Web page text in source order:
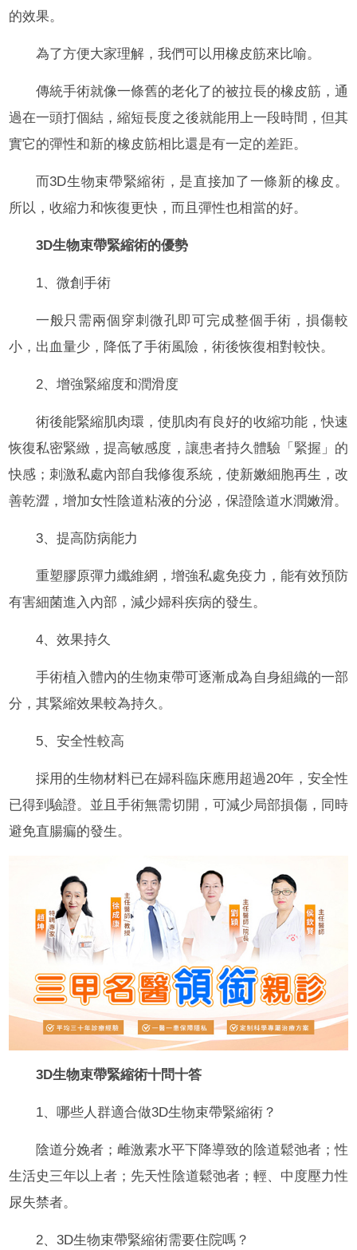
的效果。
為了方便大家理解，我們可以用橡皮筋來比喻。
傳統手術就像一條舊的老化了的被拉長的橡皮筋，通
過在一頭打個結，縮短長度之後就能用上一段時間，但其
實它的彈性和新的橡皮筋相比還是有一定的差距。
而3D生物束帶緊縮術，是直接加了一條新的橡皮。
所以，收縮力和恢復更快，而且彈性也相當的好。
3D生物束帶緊縮術的優勢
1、微創手術
一般只需兩個穿刺微孔即可完成整個手術，損傷較
小，出血量少，降低了手術風險，術後恢復相對較快。
2、增強緊縮度和潤滑度
術後能緊縮肌肉環，使肌肉有良好的收縮功能，快速
恢復私密緊緻，提高敏感度，讓患者持久體驗「緊握」的
快感；刺激私處內部自我修復系統，使新嫩細胞再生，改
善乾澀，增加女性陰道粘液的分泌，保證陰道水潤嫩滑。
3、提高防病能力
重塑膠原彈力纖維網，增強私處免疫力，能有效預防
有害細菌進入內部，減少婦科疾病的發生。
4、效果持久
手術植入體內的生物束帶可逐漸成為自身組織的一部
分，其緊縮效果較為持久。
5、安全性較高
採用的生物材料已在婦科臨床應用超過20年，安全性
已得到驗證。並且手術無需切開，可減少局部損傷，同時
避免直腸瘺的發生。
3D生物束帶緊縮術十問十答
1、哪些人群適合做3D生物束帶緊縮術？
陰道分娩者；雌激素水平下降導致的陰道鬆弛者；性
生活史三年以上者；先天性陰道鬆弛者；輕、中度壓力性
尿失禁者。
2、3D生物束帶緊縮術需要住院嗎？